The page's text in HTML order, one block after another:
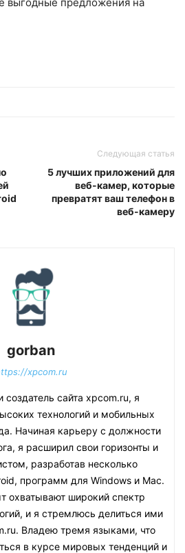
Следующая статья
5 лучших приложений для
веб-камер, которые
превратят ваш телефон в
веб-камеру
gorban
xpcom.ru
сайта xpcom.ru, я
технологий и мобильных
Начиная карьеру с должности
я расширил свои горизонты и
разработав несколько
программ для Windows и Mac.
охватывают широкий спектр
и я стремлюсь делиться ими
Владею тремя языками, что
в курсе мировых тенденций и